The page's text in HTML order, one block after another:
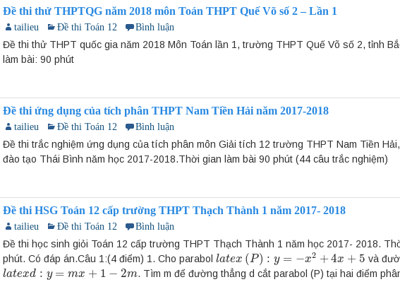
Đề thi thử THPTQG năm 2018 môn Toán THPT Quế Võ số 2 – Lần 1
tailieu Đề thi Toán 12 Bình luận
Đề thi thử THPT quốc gia năm 2018 Môn Toán lần 1, trường THPT Quế Võ số 2, tỉnh
làm bài: 90 phút
Đề thi ứng dụng của tích phân THPT Nam Tiền Hải năm 2017-2018
tailieu Đề thi Toán 12 Bình luận
Đề thi trắc nghiệm ứng dụng của tích phân môn Giải tích 12 trường THPT Nam Tiền
đào tạo Thái Bình năm học 2017-2018.Thời gian làm bài 90 phút (44 câu trắc nghiệm)
Đề thi HSG Toán 12 cấp trường THPT Thạch Thành 1 năm 2017- 2018
tailieu Đề thi Toán 12 Bình luận
Đề thi học sinh giỏi Toán 12 cấp trường THPT Thạch Thành 1 năm học 2017- 2018.
phút. Có đáp án.Câu 1:(4 điểm) 1. Cho parabol latex (P) : y = −x2 +4x + 5
latex(P):y= − x2 +4 x+5
và
latexd : y = mx + 1 − 2m
latexd:y = mx+1−2m . Tìm m để đường thẳng d cắt parabol (P) tại hai điểm